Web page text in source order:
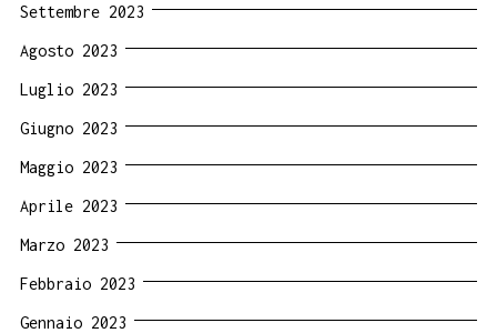
Settembre 2023
Agosto 2023
Luglio 2023
Giugno 2023
Maggio 2023
Aprile 2023
Marzo 2023
Febbraio 2023
Gennaio 2023